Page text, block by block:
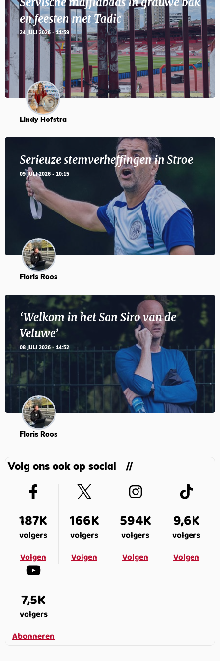
en feesten met Tadic
24 JULI 2026 - 11:59
Lindy Hofstra
Serieuze stemverheffingen in Stroe
09 JULI 2026 - 10:15
Floris Roos
‘Welkom in het San Siro van de
Veluwe’
08 JULI 2026 - 14:52
Floris Roos
Volg ons ook op social
187K
volgers
Volgen
166K
volgers
Volgen
594K
volgers
Volgen
9,6K
volgers
Volgen
7,5K
volgers
Abonneren